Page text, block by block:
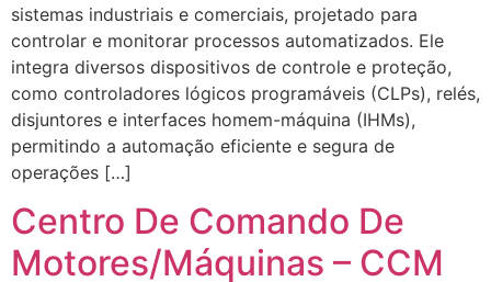
sistemas industriais e comerciais, projetado para
controlar e monitorar processos automatizados. Ele
integra diversos dispositivos de controle e proteção,
como controladores lógicos programáveis (CLPs), relés,
disjuntores e interfaces homem-máquina (IHMs),
permitindo a automação eficiente e segura de
operações […]
Centro De Comando De
Motores/Máquinas – CCM